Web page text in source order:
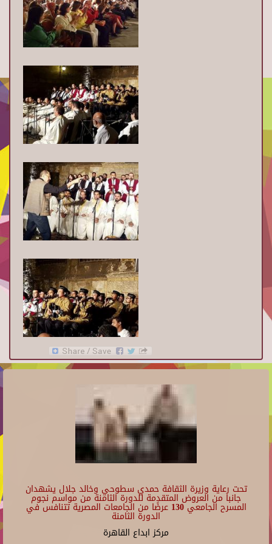
تحت رعاية وزيرة الثقافة حمدي سطوحي وخالد جلال يشهدان
جانبا من العروض المتقدمة للدورة الثامنة من مواسم نجوم
المسرح الجامعي 130 عرضًا من الجامعات المصرية تتنافس في
الدورة الثامنة
مركز ابداع القاهرة